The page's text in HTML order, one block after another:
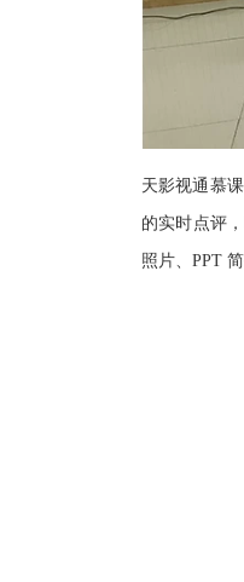
天影视通慕
的实时点评
照片、PPT